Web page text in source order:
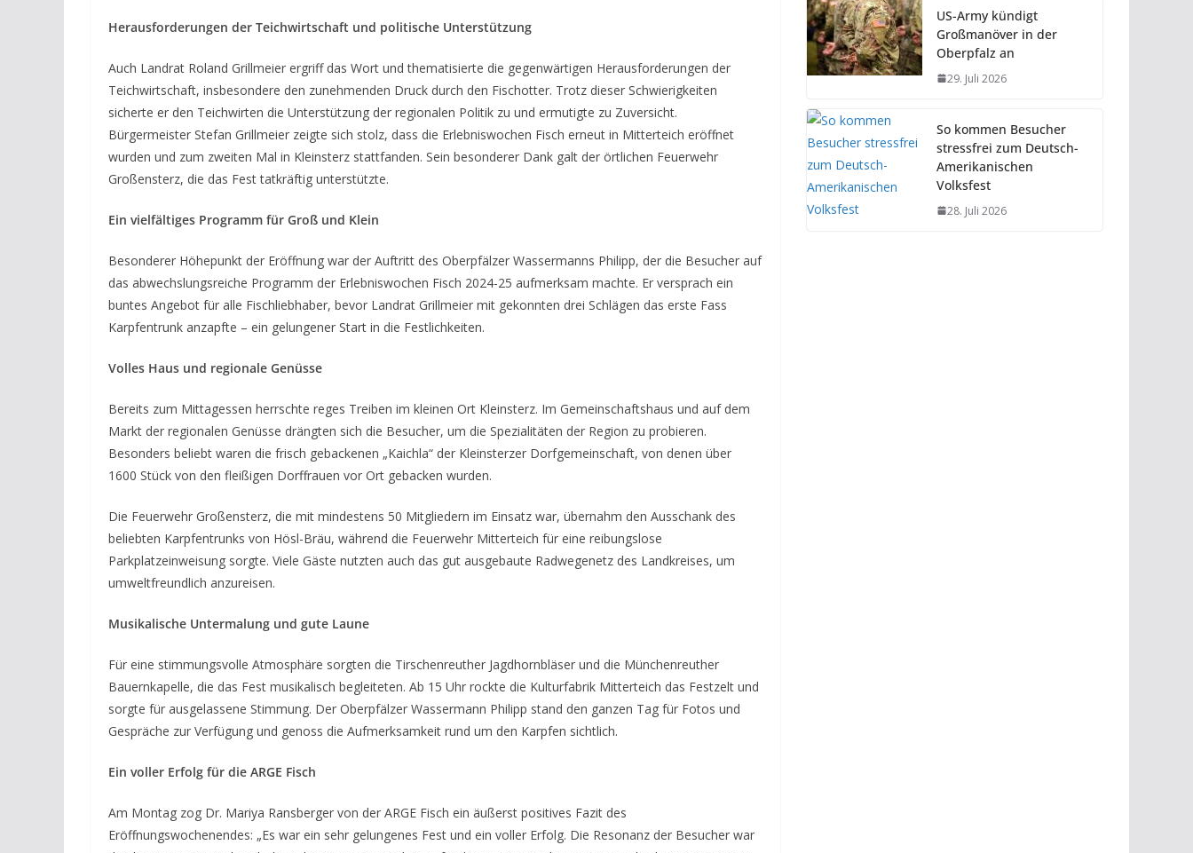
Herausforderungen der Teichwirtschaft und politische Unterstützung
Auch Landrat Roland Grillmeier ergriff das Wort und thematisierte die gegenwärtigen Herausforderungen der
Teichwirtschaft, insbesondere den zunehmenden Druck durch den Fischotter. Trotz dieser Schwierigkeiten
sicherte er den Teichwirten die Unterstützung der regionalen Politik zu und ermutigte zu Zuversicht.
Bürgermeister Stefan Grillmeier zeigte sich stolz, dass die Erlebniswochen Fisch erneut in Mitterteich eröffnet
wurden und zum zweiten Mal in Kleinsterz stattfanden. Sein besonderer Dank galt der örtlichen Feuerwehr
Großensterz, die das Fest tatkräftig unterstützte.
Ein vielfältiges Programm für Groß und Klein
Besonderer Höhepunkt der Eröffnung war der Auftritt des Oberpfälzer Wassermanns Philipp, der die Besucher auf
das abwechslungsreiche Programm der Erlebniswochen Fisch 2024-25 aufmerksam machte. Er versprach ein
buntes Angebot für alle Fischliebhaber, bevor Landrat Grillmeier mit gekonnten drei Schlägen das erste Fass
Karpfentrunk anzapfte – ein gelungener Start in die Festlichkeiten.
Volles Haus und regionale Genüsse
Bereits zum Mittagessen herrschte reges Treiben im kleinen Ort Kleinsterz. Im Gemeinschaftshaus und auf dem
Markt der regionalen Genüsse drängten sich die Besucher, um die Spezialitäten der Region zu probieren.
Besonders beliebt waren die frisch gebackenen „Kaichla“ der Kleinsterzer Dorfgemeinschaft, von denen über
1600 Stück von den fleißigen Dorffrauen vor Ort gebacken wurden.
Die Feuerwehr Großensterz, die mit mindestens 50 Mitgliedern im Einsatz war, übernahm den Ausschank des
beliebten Karpfentrunks von Hösl-Bräu, während die Feuerwehr Mitterteich für eine reibungslose
Parkplatzeinweisung sorgte. Viele Gäste nutzten auch das gut ausgebaute Radwegenetz des Landkreises, um
umweltfreundlich anzureisen.
Musikalische Untermalung und gute Laune
Für eine stimmungsvolle Atmosphäre sorgten die Tirschenreuther Jagdhornbläser und die Münchenreuther
Bauernkapelle, die das Fest musikalisch begleiteten. Ab 15 Uhr rockte die Kulturfabrik Mitterteich das Festzelt und
sorgte für ausgelassene Stimmung. Der Oberpfälzer Wassermann Philipp stand den ganzen Tag für Fotos und
Gespräche zur Verfügung und genoss die Aufmerksamkeit rund um den Karpfen sichtlich.
Ein voller Erfolg für die ARGE Fisch
Am Montag zog Dr. Mariya Ransberger von der ARGE Fisch ein äußerst positives Fazit des
Eröffnungswochenendes: „Es war ein sehr gelungenes Fest und ein voller Erfolg. Die Resonanz der Besucher war
US-Army kündigt
Großmanöver in der
Oberpfalz an
29. Juli 2026
So kommen Besucher
stressfrei zum Deutsch-
Amerikanischen
Volksfest
28. Juli 2026